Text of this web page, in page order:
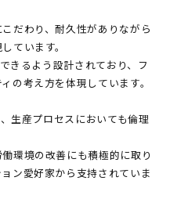
だわり、耐久性がありながら
ています。
きるよう設計されており、フ
の考え方を体現しています。
生産プロセスにおいても倫理
環境の改善にも積極的に取り
ン愛好家から支持されていま